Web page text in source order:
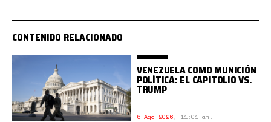
CONTENIDO RELACIONADO
VENEZUELA COMO MUNICIÓN
POLÍTICA: EL CAPITOLIO VS.
TRUMP
6 Ago 2026, 11:01 am.